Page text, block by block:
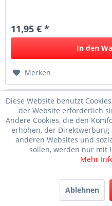
11,95 € *
In den
Merken
Diese Website benutzt
der Website erforderlich
Andere Cookies, die den
erhöhen, der
anderen Websites und
sollen, werden nur mit
Mehr
Ablehnen